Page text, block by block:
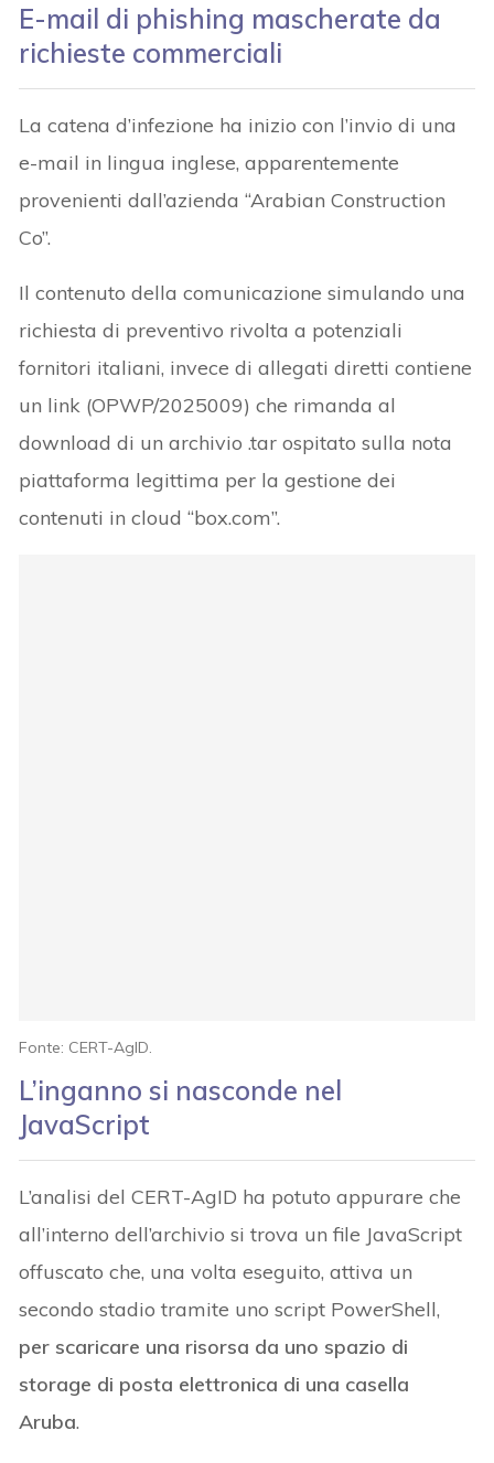
E-mail di phishing mascherate da
richieste commerciali
La catena d’infezione ha inizio con l’invio di una
e-mail in lingua inglese, apparentemente
provenienti dall’azienda “Arabian Construction
Co”.
Il contenuto della comunicazione simulando una
richiesta di preventivo rivolta a potenziali
fornitori italiani, invece di allegati diretti contiene
un link (OPWP/2025009) che rimanda al
download di un archivio .tar ospitato sulla nota
piattaforma legittima per la gestione dei
contenuti in cloud “box.com”.
Fonte: CERT-AgID.
L’inganno si nasconde nel
JavaScript
L’analisi del CERT-AgID ha potuto appurare che
all’interno dell’archivio si trova un file JavaScript
offuscato che, una volta eseguito, attiva un
secondo stadio tramite uno script PowerShell,
per scaricare una risorsa da uno spazio di
storage di posta elettronica di una casella
Aruba.